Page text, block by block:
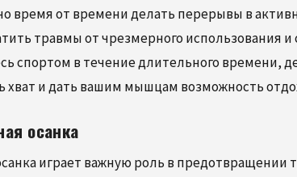
время от времени делать перерывы в
травмы от чрезмерного использования
спортом в течение длительного времени,
хват и дать вашим мышцам возможность
осанка
играет важную роль в предотвращении